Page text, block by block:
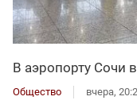
В аэропорту Сочи
Общество вчера,